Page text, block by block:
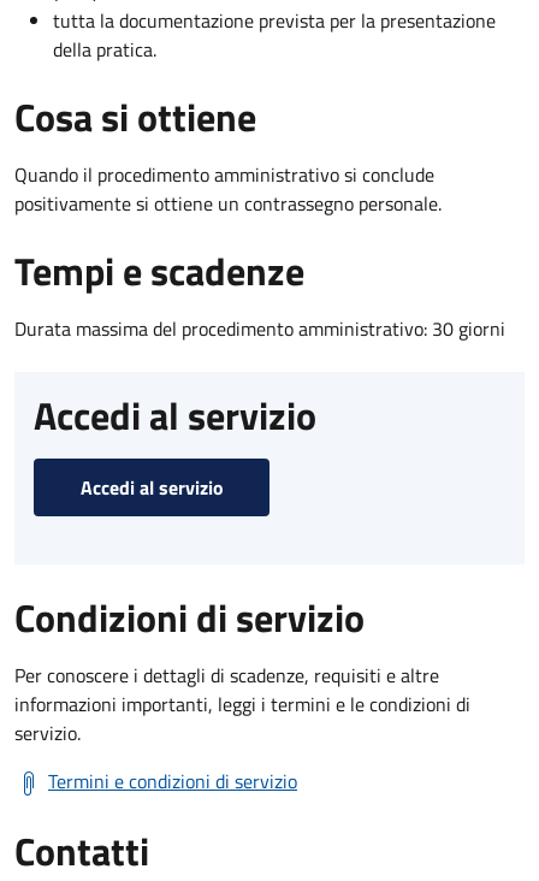
tutta la documentazione prevista per la presentazione
della pratica.
Cosa si ottiene
Quando il procedimento amministrativo si conclude
positivamente si ottiene un contrassegno personale.
Tempi e scadenze
Durata massima del procedimento amministrativo: 30 giorni
Accedi al servizio
Accedi al servizio
Condizioni di servizio
Per conoscere i dettagli di scadenze, requisiti e altre
informazioni importanti, leggi i termini e le condizioni di
servizio.
Termini e condizioni di servizio
Contatti